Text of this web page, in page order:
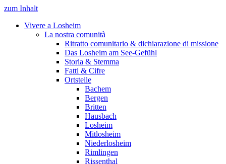
zum Inhalt
Vivere a Losheim
La nostra comunità
Ritratto comunitario & dichiarazione di missione
Das Losheim am See-Gefühl
Storia & Stemma
Fatti & Cifre
Ortsteile
Bachem
Bergen
Britten
Hausbach
Losheim
Mitlosheim
Niederlosheim
Rimlingen
Rissenthal